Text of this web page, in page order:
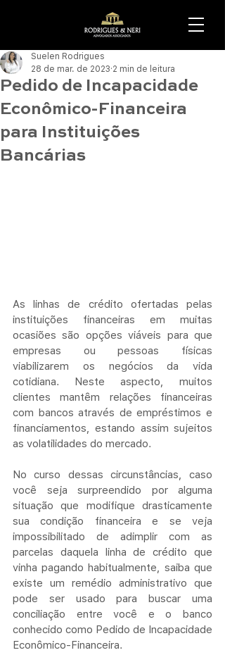
Pedido de Incapacidade
Econômico-Financeira
para Instituições
Bancárias
Suelen Rodrigues
28 de mar. de 2023 2 min de leitura
As linhas de crédito ofertadas pelas
instituições financeiras em muitas
ocasiões são opções viáveis para que
empresas ou pessoas físicas
viabilizarem os negócios da vida
cotidiana. Neste aspecto, muitos
clientes mantêm relações financeiras
com bancos através de empréstimos e
financiamentos, estando assim sujeitos
as volatilidades do mercado.
No curso dessas circunstâncias, caso
você seja surpreendido por alguma
situação que modifique drasticamente
sua condição financeira e se veja
impossibilitado de adimplir com as
parcelas daquela linha de crédito que
vinha pagando habitualmente, saiba que
existe um remédio administrativo que
pode ser usado para buscar uma
conciliação entre você e o banco
conhecido como Pedido de Incapacidade
Econômico-Financeira.